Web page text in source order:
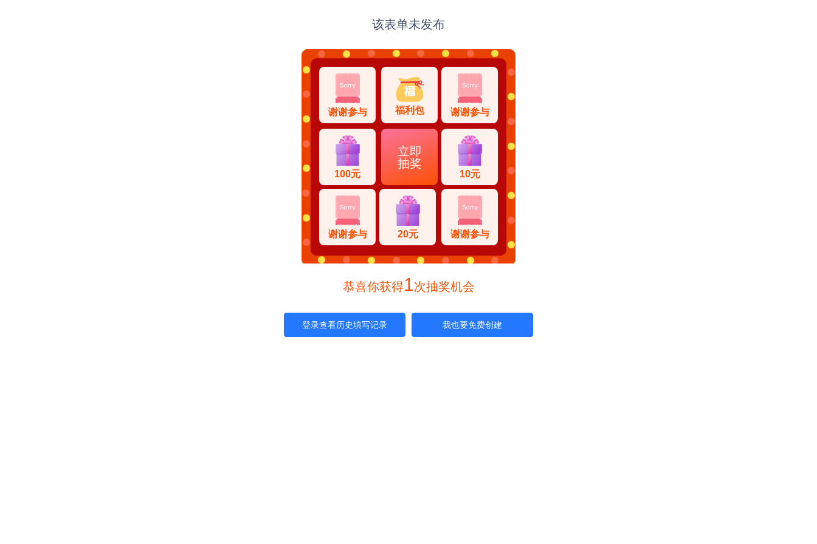
该表单未发布
谢谢参与 福利包 谢谢参与
10元
谢谢参与
20元
谢谢参与
100元
立即
抽奖
恭喜你获得1次抽奖机会
登录查看历史填写记录 我也要免费创建